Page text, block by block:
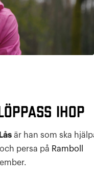
ihop
är han som ska
persa på Ramboll